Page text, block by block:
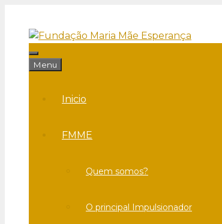
conteúdo
Menu
Menu
Inicio
FMME
Quem somos?
O principal Impulsionador